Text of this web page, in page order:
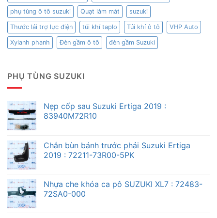
phụ tùng ô tô suzuki Quạt làm mát suzuki
Thước lái trợ lực điện túi khí taplo Túi khí ô tô VHP Auto
Xylanh phanh Đèn gầm ô tô đèn gầm Suzuki
PHỤ TÙNG SUZUKI
Nẹp cốp sau Suzuki Ertiga 2019 :
83940M72R10
Chắn bùn bánh trước phải Suzuki Ertiga
2019 : 72211-73R00-5PK
Nhựa che khóa ca pô SUZUKI XL7 : 72483-
72SA0-000